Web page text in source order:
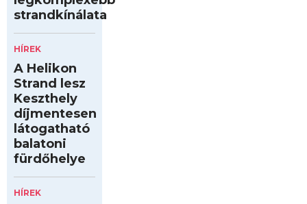
strandkínálata
HÍREK
A Helikon
Strand lesz
Keszthely
díjmentesen
látogatható
balatoni
fürdőhelye
HÍREK